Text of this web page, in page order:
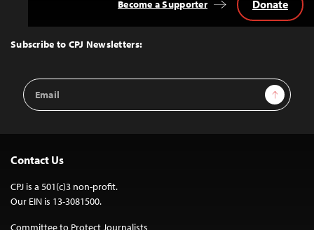
Top
Subscribe to CPJ Newsletters:
Email
Address
Sign Up
Become a Supporter Donate
Contact Us
CPJ is a 501(c)3 non-profit.
Our EIN is 13-3081500.
Committee to Protect Journalists